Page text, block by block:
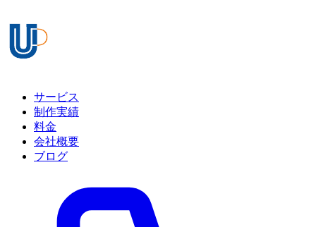
サービス
制作実績
料金
会社概要
ブログ